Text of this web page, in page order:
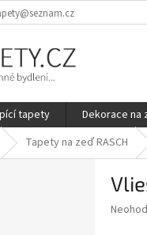
tapety Dekorace na
Tapety na zeď RASCH